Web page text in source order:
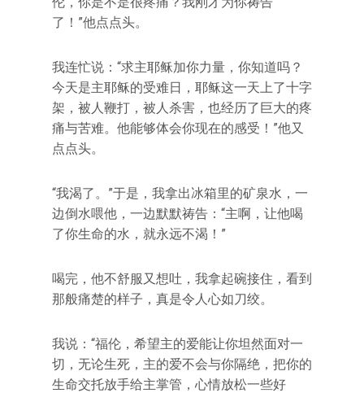
了！”他点点头。
我连忙说：“求主耶稣加你力量，你知道吗？
今天是主耶稣的受难日，耶稣这一天上了十字
架，被人鞭打，被人杀害，也经历了巨大的疼
痛与苦难。他能够体会你现在的感受！”他又
点点头。
“我渴了。”于是，我拿出冰箱里的矿泉水，一
边倒水喂他，一边默默祷告：“主啊，让他喝
了你生命的水，就永远不渴！”
喝完，他不舒服又想吐，我拿起碗接住，看到
那般痛楚的样子，真是令人心如刀绞。
我说：“福伦，希望主的爱能让你坦然面对一
切，无论生死，主的爱不会与你隔绝，把你的
生命交托放手给主掌管，心情放松一些好